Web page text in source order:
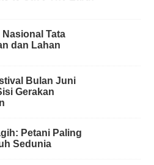
Tata
dan Lahan
Bulan Juni
Gerakan
Petani Paling
Sedunia